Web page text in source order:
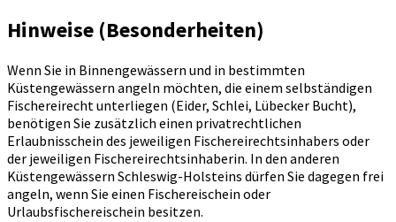
Hinweise (Besonderheiten)
Wenn Sie in Binnengewässern und in bestimmten
Küstengewässern angeln möchten, die einem selbständigen
Fischereirecht unterliegen (Eider, Schlei, Lübecker Bucht),
benötigen Sie zusätzlich einen privatrechtlichen
Erlaubnisschein des jeweiligen Fischereirechtsinhabers oder
der jeweiligen Fischereirechtsinhaberin. In den anderen
Küstengewässern Schleswig-Holsteins dürfen Sie dagegen frei
angeln, wenn Sie einen Fischereischein oder
Urlaubsfischereischein besitzen.